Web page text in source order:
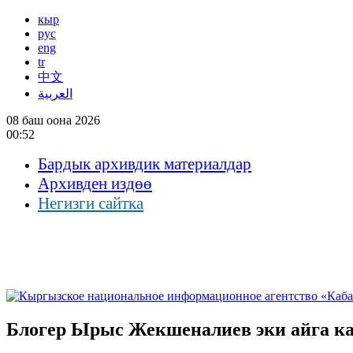
кыр
рус
eng
tr
中文
العربية
08 баш оона 2026
00:52
Бардык архивдик материалдар
Архивден издөө
Негизги сайтка
Блогер Ырыс Жекшеналиев эки айга